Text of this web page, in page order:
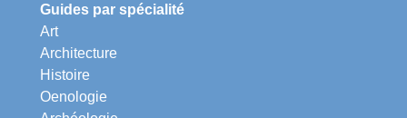
Guides par spécialité
Art
Architecture
Histoire
Oenologie